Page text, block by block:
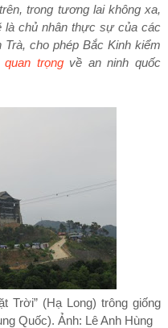
trong tương lai không xa,
là chủ nhân thực sự của các
cho phép Bắc Kinh kiểm
trọngvề an ninh quốc
Trời” (Hạ Long) trông giống
Quốc). Ảnh: Lê Anh Hùng